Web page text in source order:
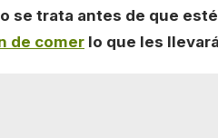
se trata antes de que
de comer lo que les